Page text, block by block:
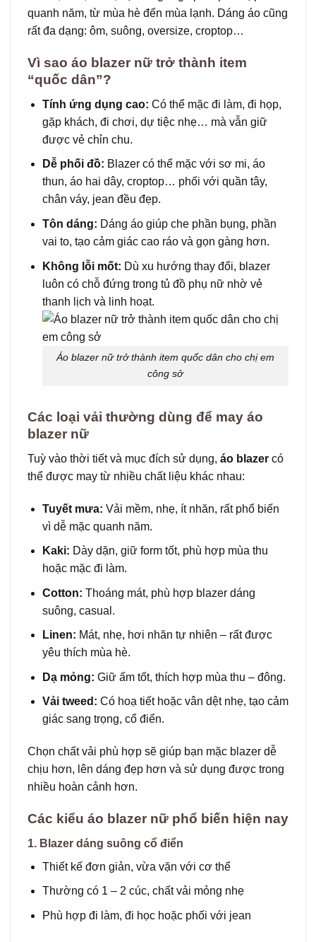
quanh năm, từ mùa hè đến mùa lạnh. Dáng áo cũng
rất đa dạng: ôm, suông, oversize, croptop…
Vì sao áo blazer nữ trở thành item
“quốc dân”?
Tính ứng dụng cao: Có thể mặc đi làm, đi họp,
gặp khách, đi chơi, dự tiệc nhẹ… mà vẫn giữ
được vẻ chỉn chu.
Dễ phối đồ: Blazer có thể mặc với sơ mi, áo
thun, áo hai dây, croptop… phối với quần tây,
chân váy, jean đều đẹp.
Tôn dáng: Dáng áo giúp che phần bụng, phần
vai to, tạo cảm giác cao ráo và gọn gàng hơn.
Không lỗi mốt: Dù xu hướng thay đổi, blazer
luôn có chỗ đứng trong tủ đồ phụ nữ nhờ vẻ
thanh lịch và linh hoạt.
Áo blazer nữ trở thành item quốc dân cho chị em
công sở
Các loại vải thường dùng để may áo
blazer nữ
Tuỳ vào thời tiết và mục đích sử dụng, áo blazer có
thể được may từ nhiều chất liệu khác nhau:
Tuyết mưa: Vải mềm, nhẹ, ít nhăn, rất phổ biến
vì dễ mặc quanh năm.
Kaki: Dày dặn, giữ form tốt, phù hợp mùa thu
hoặc mặc đi làm.
Cotton: Thoáng mát, phù hợp blazer dáng
suông, casual.
Linen: Mát, nhẹ, hơi nhăn tự nhiên – rất được
yêu thích mùa hè.
Dạ mỏng: Giữ ấm tốt, thích hợp mùa thu – đông.
Vải tweed: Có hoạ tiết hoặc vân dệt nhẹ, tạo cảm
giác sang trọng, cổ điển.
Chọn chất vải phù hợp sẽ giúp bạn mặc blazer dễ
chịu hơn, lên dáng đẹp hơn và sử dụng được trong
nhiều hoàn cảnh hơn.
Các kiểu áo blazer nữ phổ biến hiện nay
1. Blazer dáng suông cổ điển
Thiết kế đơn giản, vừa vặn với cơ thể
Thường có 1 – 2 cúc, chất vải mỏng nhẹ
Phù hợp đi làm, đi học hoặc phối với jean